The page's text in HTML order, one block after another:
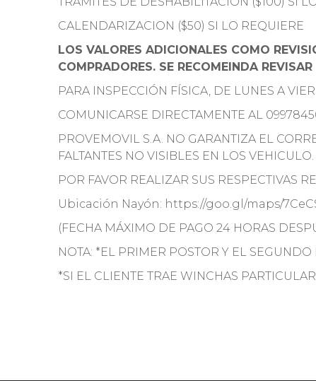
CALENDARIZACION ($50) SI LO REQUIERE
LOS VALORES ADICIONALES COMO
COMPRADORES. SE RECOMEINDA
PARA INSPECCIÓN FÍSICA, DE LUNES A
COMUNICARSE DIRECTAMENTE AL
PROVEMOVIL S.A. NO GARANTIZA EL
FALTANTES NO VISIBLES EN LOS VEHICULO.
POR FAVOR REALIZAR SUS RESPECTIVAS
Ubicación Nayón: https://goo.gl/maps/
(FECHA MÁXIMO DE PAGO 24 HORAS
NOTA: *EL PRIMER POSTOR Y EL
*SI EL CLIENTE TRAE WINCHAS